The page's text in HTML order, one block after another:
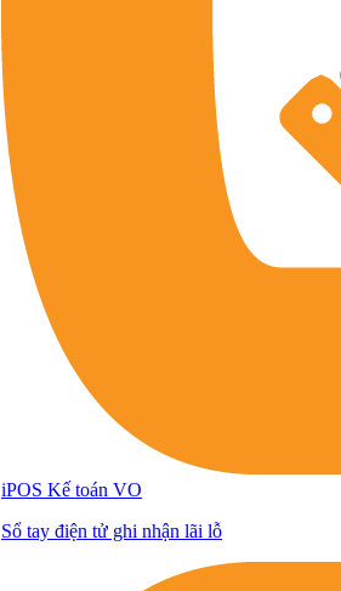
iPOS Kế toán VO
Sổ tay điện tử ghi nhận lãi lỗ